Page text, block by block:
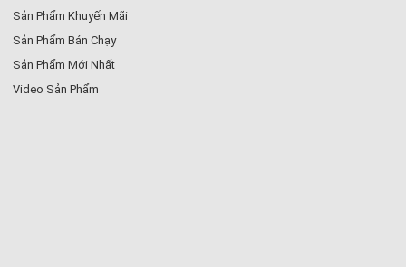
Sản Phẩm Khuyến Mãi
Sản Phẩm Bán Chạy
Sản Phẩm Mới Nhất
Video Sản Phẩm